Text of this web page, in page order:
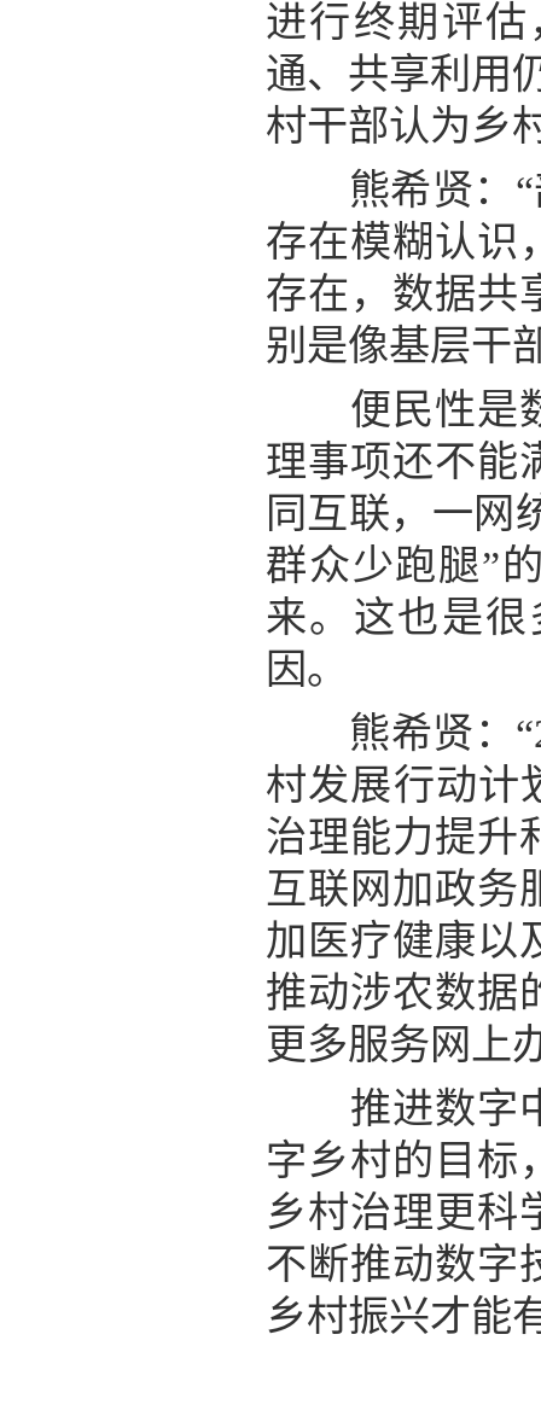
进行终期评
通、共享利用
村干部认为乡
熊希贤：“
存在模糊认识
存在，数据共
别是像基层干
便民性是数
理事项还不能
同互联，一网
群众少跑腿”
来。这也是
因。
熊希贤：
村发展行动计
治理能力提升
互联网加政务
加医疗健康以
推动涉农数据
更多服务网上
推进数字中
字乡村的目标
乡村治理更科
不断推动数字
乡村振兴才能